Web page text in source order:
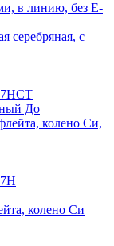
серебряная, с
колено Си,
колено Си